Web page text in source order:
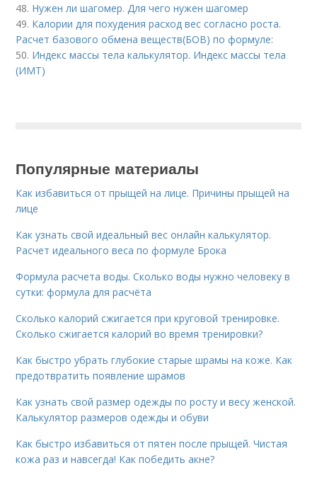
48. Нужен ли шагомер. Для чего нужен шагомер
49. Калории для похудения расход вес согласно роста.
Расчет базового обмена веществ(БОВ) по формуле:
50. Индекс массы тела калькулятор. Индекс массы тела
(ИМТ)
Популярные материалы
Как избавиться от прыщей на лице. Причины прыщей на
лице
Как узнать свой идеальный вес онлайн калькулятор.
Расчет идеального веса по формуле Брока
Формула расчета воды. Сколько воды нужно человеку в
сутки: формула для расчёта
Сколько калорий сжигается при круговой тренировке.
Сколько сжигается калорий во время тренировки?
Как быстро убрать глубокие старые шрамы на коже. Как
предотвратить появление шрамов
Как узнать свой размер одежды по росту и весу женской.
Калькулятор размеров одежды и обуви
Как быстро избавиться от пятен после прыщей. Чистая
кожа раз и навсегда! Как победить акне?